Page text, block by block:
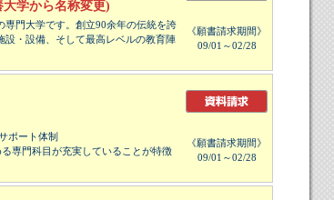
大学から名称変更)
専門大学です。創立90余年の伝統を誇
設・設備、そして最高レベルの教育陣
《願書請求期間》
09/01～02/28
ポート体制
専門科目が充実していることが特徴
《願書請求期間》
09/01～02/28